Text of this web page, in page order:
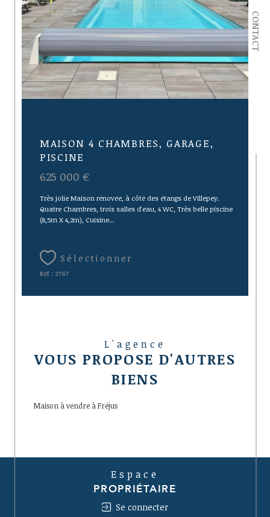
CONTACT
MAISON 4 CHAMBRES, GARAGE,
PISCINE
625 000 €
Très jolie Maison rénovée, à côté des étangs de Villepey.
Quatre Chambres, trois salles d'eau, 4 WC, Très belle piscine
(8,5m X 4,2m), Cuisine...
Sélectionner
Réf : 2767
L'agence
VOUS PROPOSE D'AUTRES
BIENS
Maison à vendre à Fréjus
Espace
PROPRIÉTAIRE
Se connecter